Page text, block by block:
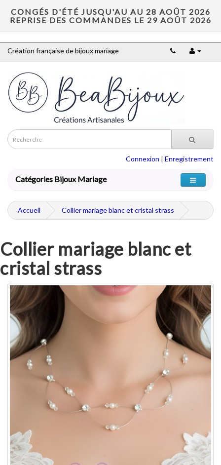
CONGÉS D'ÉTÉ JUSQU'AU AU 28 AOÛT 2026
REPRISE DES COMMANDES LE 29 AOÛT 2026
Création française de bijoux mariage
Connexion | Enregistrement
Catégories Bijoux Mariage
Accueil Collier mariage blanc et cristal strass
Collier mariage blanc et
cristal strass